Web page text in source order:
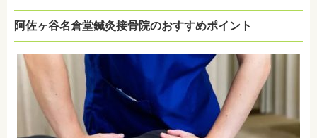
阿佐ヶ谷名倉堂鍼灸接骨院のおすすめポイント